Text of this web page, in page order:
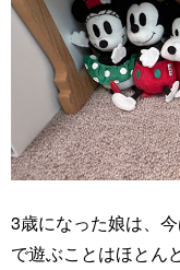
3歳になった娘は、
で遊ぶことはほとん